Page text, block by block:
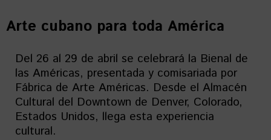
Arte cubano para toda América
Del 26 al 29 de abril se celebrará la Bienal de
las Américas, presentada y comisariada por
Fábrica de Arte Américas. Desde el Almacén
Cultural del Downtown de Denver, Colorado,
Estados Unidos, llega esta experiencia
cultural.